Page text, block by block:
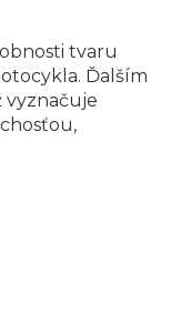
tvaru
Ďalším
vyznačuje